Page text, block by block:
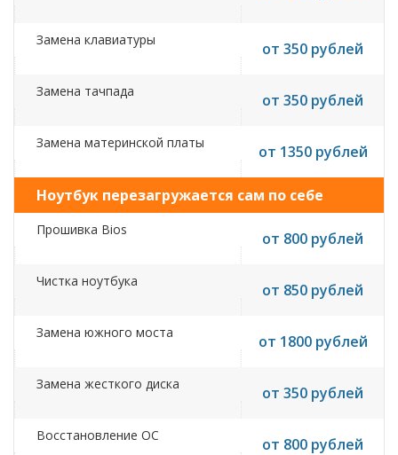
Замена клавиатуры от 350 рублей
Замена тачпада от 350 рублей
Замена материнской платы от 1350 рублей
Ноутбук перезагружается сам по себе
Прошивка Bios от 800 рублей
Чистка ноутбука от 850 рублей
Замена южного моста от 1800 рублей
Замена жесткого диска от 350 рублей
Восстановление ОС от 800 рублей